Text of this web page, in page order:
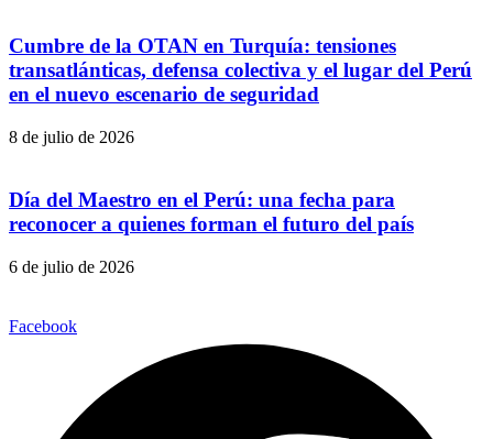
Cumbre de la OTAN en Turquía: tensiones
transatlánticas, defensa colectiva y el lugar del Perú
en el nuevo escenario de seguridad
8 de julio de 2026
Día del Maestro en el Perú: una fecha para
reconocer a quienes forman el futuro del país
6 de julio de 2026
Facebook